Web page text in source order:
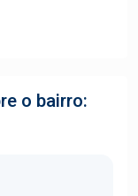
o bairro: